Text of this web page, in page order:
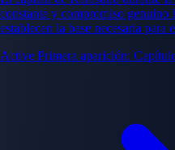
constante y compromiso genuino
establecen la base necesaria
del equipo.
Active Primera aparición: